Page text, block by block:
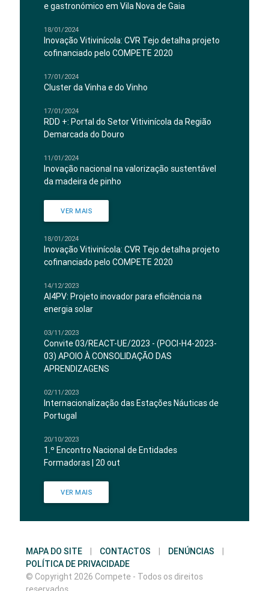
e gastronómico em Vila Nova de Gaia
18/01/2024
Inovação Vitivinícola: CVR Tejo detalha projeto
cofinanciado pelo COMPETE 2020
17/01/2024
Cluster da Vinha e do Vinho
17/01/2024
RDD +: Portal do Setor Vitivinícola da Região
Demarcada do Douro
11/01/2024
Inovação nacional na valorização sustentável
da madeira de pinho
VER MAIS
18/01/2024
Inovação Vitivinícola: CVR Tejo detalha projeto
cofinanciado pelo COMPETE 2020
14/12/2023
AI4PV: Projeto inovador para eficiência na
energia solar
03/11/2023
Convite 03/REACT-UE/2023 - (POCI-H4-2023-
03) APOIO À CONSOLIDAÇÃO DAS
APRENDIZAGENS
02/11/2023
Internacionalização das Estações Náuticas de
Portugal
20/10/2023
1.º Encontro Nacional de Entidades
Formadoras | 20 out
VER MAIS
MAPA DO SITE | CONTACTOS | DENÚNCIAS
|
POLÍTICA DE PRIVACIDADE
© Copyright 2026 Compete - Todos os direitos